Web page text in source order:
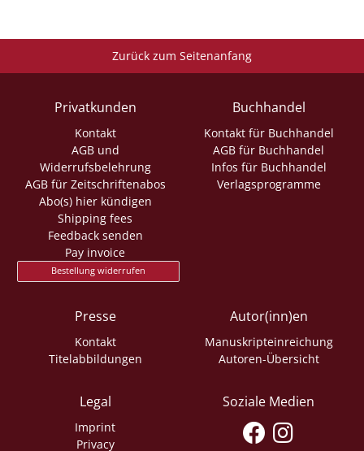
Zurück zum Seitenanfang
Privatkunden
Kontakt
AGB und
Widerrufsbelehrung
AGB für Zeitschriftenabos
Abo(s) hier kündigen
Shipping fees
Feedback senden
Pay invoice
Bestellung widerrufen
Buchhandel
Kontakt für Buchhandel
AGB für Buchhandel
Infos für Buchhandel
Verlagsprogramme
Presse
Kontakt
Titelabbildungen
Autor(inn)en
Manuskripteinreichung
Autoren-Übersicht
Legal
Imprint
Privacy
Soziale Medien